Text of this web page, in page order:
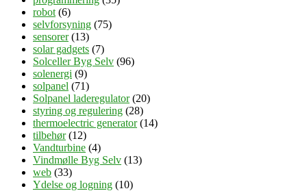
robot (6)
selvforsyning (75)
sensorer(13)
solar gadgets (7)
Solceller Byg Selv (96)
solenergi (9)
solpanel (71)
Solpanel laderegulator(20)
styring og regulering (28)
thermoelectric generator(14)
tilbehør(12)
Vandturbine (4)
Vindmølle Byg Selv (13)
web (33)
Ydelse og logning (10)